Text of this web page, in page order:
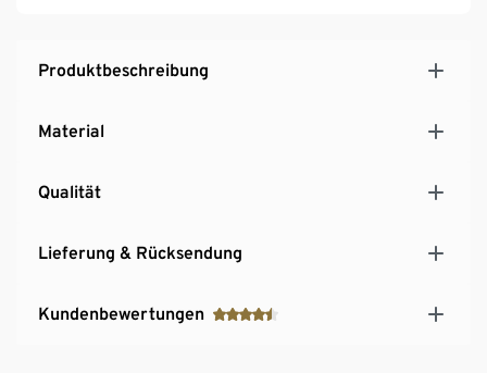
Produktbeschreibung
Material
Qualität
Lieferung & Rücksendung
Kundenbewertungen